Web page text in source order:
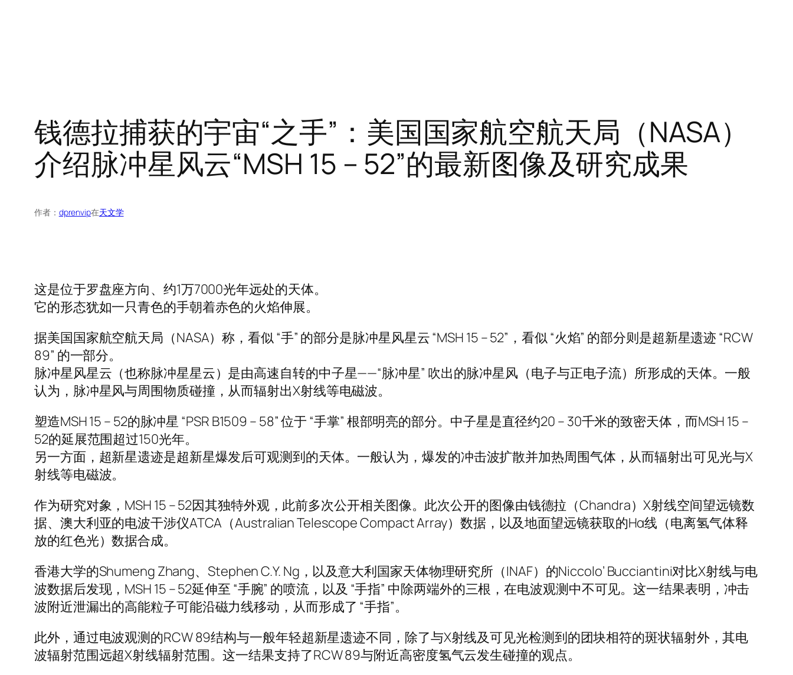
钱德拉捕获的宇宙“之手”：美国国家航空航天局（NASA）
介绍脉冲星风云“MSH 15 – 52”的最新图像及研究成果
作者： dprenvip在天文学
这是位于罗盘座方向、约1万7000光年远处的天体。
它的形态犹如一只青色的手朝着赤色的火焰伸展。
据美国国家航空航天局（NASA）称，看似 “手” 的部分是脉冲星风星云 “MSH 15 – 52”，看似 “火焰” 的部分则是超新星遗迹 “RCW
89” 的一部分。
脉冲星风星云（也称脉冲星星云）是由高速自转的中子星——“脉冲星” 吹出的脉冲星风（电子与正电子流）所形成的天体。一般
认为，脉冲星风与周围物质碰撞，从而辐射出X射线等电磁波。
塑造MSH 15 – 52的脉冲星 “PSR B1509 – 58” 位于 “手掌” 根部明亮的部分。中子星是直径约20 – 30千米的致密天体，而MSH 15 –
52的延展范围超过150光年。
另一方面，超新星遗迹是超新星爆发后可观测到的天体。一般认为，爆发的冲击波扩散并加热周围气体，从而辐射出可见光与X
射线等电磁波。
作为研究对象，MSH 15 – 52因其独特外观，此前多次公开相关图像。此次公开的图像由钱德拉（Chandra）X射线空间望远镜数
据、澳大利亚的电波干涉仪ATCA（Australian Telescope Compact Array）数据，以及地面望远镜获取的Hα线（电离氢气体释
放的红色光）数据合成。
香港大学的Shumeng Zhang、Stephen C.Y. Ng，以及意大利国家天体物理研究所（INAF）的Niccolo’ Bucciantini对比X射线与电
波数据后发现，MSH 15 – 52延伸至 “手腕” 的喷流，以及 “手指” 中除两端外的三根，在电波观测中不可见。这一结果表明，冲击
波附近泄漏出的高能粒子可能沿磁力线移动，从而形成了 “手指”。
此外，通过电波观测的RCW 89结构与一般年轻超新星遗迹不同，除了与X射线及可见光检测到的团块相符的斑状辐射外，其电
波辐射范围远超X射线辐射范围。这一结果支持了RCW 89与附近高密度氢气云发生碰撞的观点。